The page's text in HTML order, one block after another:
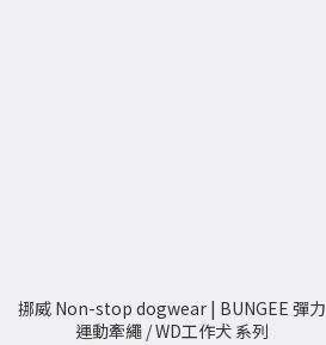
挪威 Non-stop dogwear | BUNGEE 彈力
運動牽繩 / WD工作犬 系列